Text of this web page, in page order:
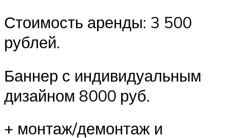
Стоимость аренды: 3 500
рублей.
Баннер с индивидуальным
дизайном 8000 руб.
+ монтаж/демонтаж и